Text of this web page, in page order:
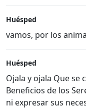
Huésped
vamos, por los
Huésped
Ojala y ojala Que se
Beneficios de los
ni expresar sus